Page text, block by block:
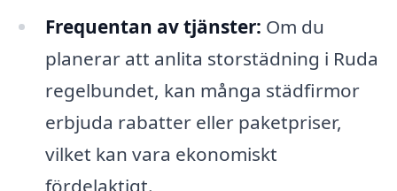
Frequentan av tjänster: Om du
planerar att anlita storstädning i Ruda
regelbundet, kan många städfirmor
erbjuda rabatter eller paketpriser,
vilket kan vara ekonomiskt
fördelaktigt.